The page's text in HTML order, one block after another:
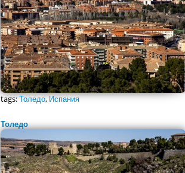
tags:Толедо,Испания
Толедо